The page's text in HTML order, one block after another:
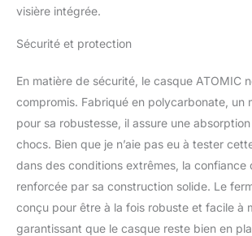
visière intégrée.
Sécurité et protection
En matière de sécurité, le casque ATOMIC
compromis. Fabriqué en polycarbonate, un
pour sa robustesse, il assure une
chocs. Bien que je n’aie pas eu à tester
dans des conditions extrêmes, la confiance
renforcée par sa construction solide. Le
conçu pour être à la fois robuste et facile à
garantissant que le casque reste bien en